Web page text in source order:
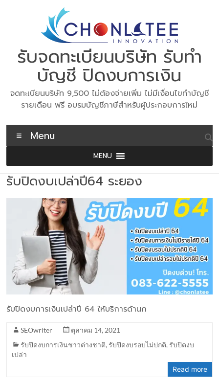
รับจดทะเบียนบริษัท รับทำ
บัญชี ปิดงบการเงิน
จดทะเบียนบริษัท 9,500 ไม่ต้องจ่ายเพิ่ม ไม่มีเงื่อนไขทำบัญชี
รายเดือน ฟรี อบรมบัญชีภาษีสำหรับผู้ประกอบการใหม่
Menu
MENU
รับปิดงบเปล่าปี64 ระยอง
รับปิดงบการเงินเปล่าปี 64 ให้บริการด้านก
SEOwriter
ตุลาคม 14, 2021
รับปิดงบการเงินชาวต่างชาติ, รับปิดงบรอบไม่ปกติ, รับปิดงบ
เปล่า
Read more